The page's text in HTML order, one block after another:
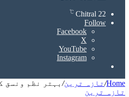
Chitral 22
℃
Follow
Facebook
X
YouTube
Instagram
Home
/تازہ ترین/ بہتر نظم ونسق
تازہ ترین